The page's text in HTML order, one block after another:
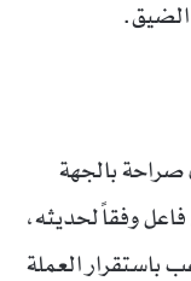
الضيق.
صراحة بالجهة
وفقاً لحديثه،
باستقرار العملة